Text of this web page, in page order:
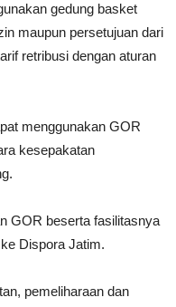
gedung basket
maupun persetujuan dari
retribusi dengan aturan
menggunakan GOR
kesepakatan
GOR beserta fasilitasnya
Dispora Jatim.
pemeliharaan dan